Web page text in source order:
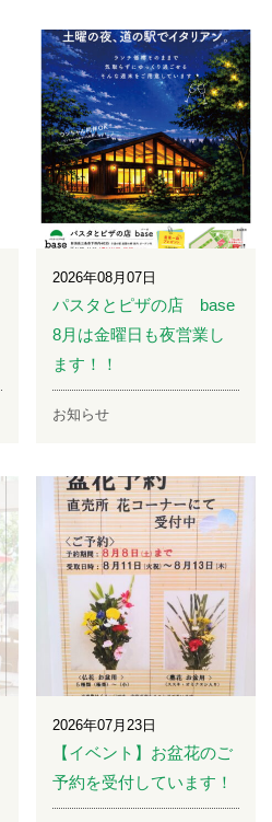
2026年08月07日
パスタとピザの店 base
8月は金曜日も夜営業し
ます！！
お知らせ
2026年07月23日
【イベント】お盆花のご
予約を受付しています！